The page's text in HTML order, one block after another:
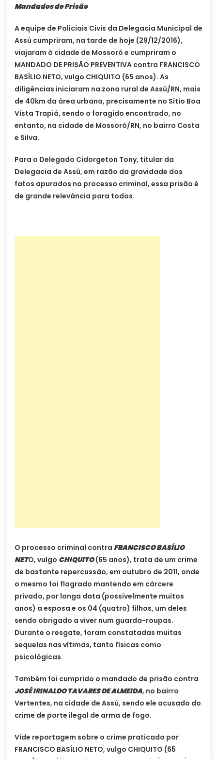
Mandados de Prisão
A equipe de Policiais Civis da Delegacia Municipal de
Assú cumpriram, na tarde de hoje (29/12/2016),
viajaram à cidade de Mossoró e cumpriram o
MANDADO DE PRISÃO PREVENTIVA contra FRANCISCO
BASÍLIO NETO, vulgo CHIQUITO (65 anos). As
diligências iniciaram na zona rural de Assú/RN, mais
de 40km da área urbana, precisamente no Sítio Boa
Vista Trapiá, sendo o foragido encontrado, no
entanto, na cidade de Mossoró/RN, no bairro Costa
e Silva.
Para o Delegado Cidorgeton Tony, titular da
Delegacia de Assú, em razão da gravidade dos
fatos apurados no processo criminal, essa prisão é
de grande relevância para todos.
O processo criminal contra FRANCISCO BASÍLIO
NETO, vulgo CHIQUITO(65 anos), trata de um crime
de bastante repercussão, em outubro de 2011, onde
o mesmo foi flagrado mantendo em cárcere
privado, por longa data (possivelmente muitos
anos) a esposa e os 04 (quatro) filhos, um deles
sendo obrigado a viver num guarda-roupas.
Durante o resgate, foram constatadas muitas
sequelas nas vítimas, tanto físicas como
psicológicas.
Também foi cumprido o mandado de prisão contra
JOSÉ IRINALDO TAVARES DE ALMEIDA, no bairro
Vertentes, na cidade de Assú, sendo ele acusado do
crime de porte ilegal de arma de fogo.
Vide reportagem sobre o crime praticado por
FRANCISCO BASÍLIO NETO, vulgo CHIQUITO (65